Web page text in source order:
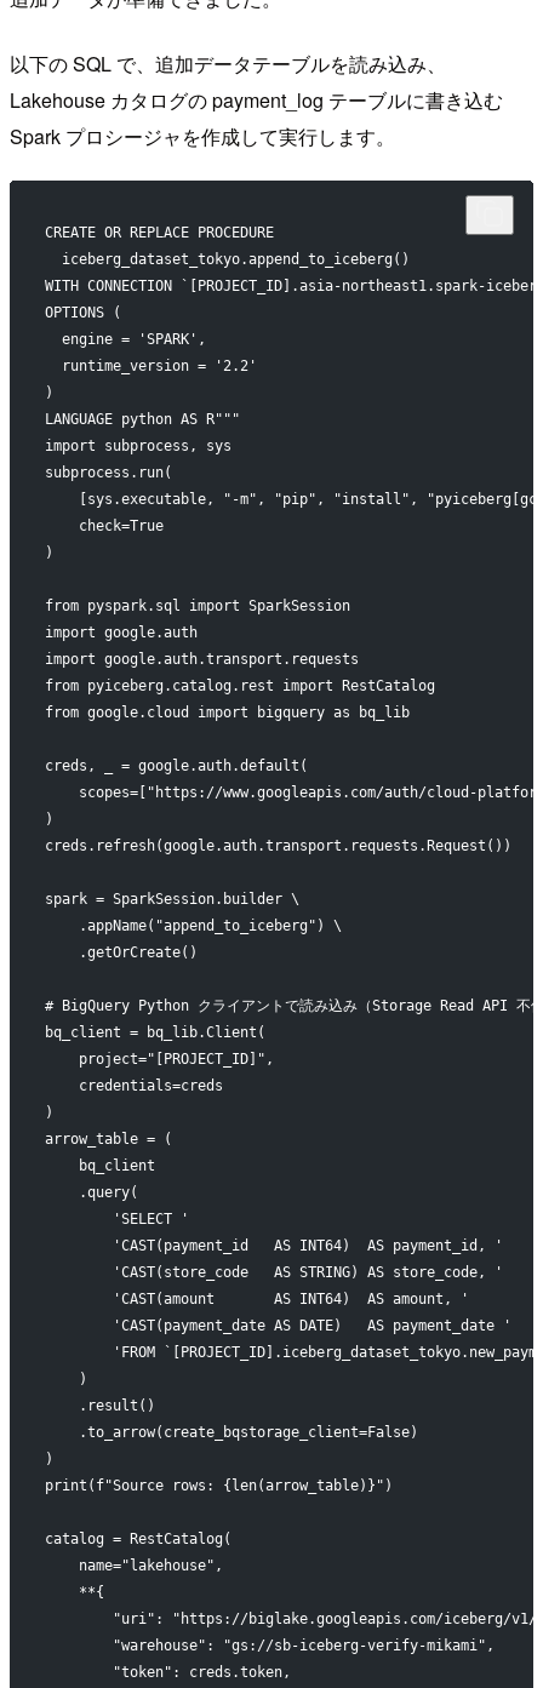
以下の SQL で、追加データテーブルを読み込み、
Lakehouse カタログの payment_log テーブルに書き込む
Spark プロシージャを作成して実行します。
CREATE OR REPLACE PROCEDURE
  iceberg_dataset_tokyo.append_to_iceberg()
WITH CONNECTION `[PROJECT_ID].asia-northeast1.spark-
OPTIONS (
  engine = 'SPARK',
  runtime_version = '2.2'
)
LANGUAGE python AS R"""
import subprocess, sys
subprocess.run(
[sys.executable, "-m", "pip", "install",
    check=True
)
from pyspark.sql import SparkSession
import google.auth
import google.auth.transport.requests
from pyiceberg.catalog.rest import RestCatalog
from google.cloud import bigquery as bq_lib
creds, _ = google.auth.default(
scopes=["https://www.googleapis.com/auth/cloud-
)
creds.refresh(google.auth.transport.requests.Request())
spark = SparkSession.builder \
    .appName("append_to_iceberg") \
    .getOrCreate()
# BigQuery Python クライアントで読み込み（Storage Read API 不
bq_client = bq_lib.Client(
    project="[PROJECT_ID]",
    credentials=creds
)
arrow_table = (
    bq_client
    .query(
        'SELECT '
        'CAST(payment_id   AS INT64)  AS payment_id, '
        'CAST(store_code   AS STRING) AS store_code, '
        'CAST(amount       AS INT64)  AS amount, '
        'CAST(payment_date AS DATE)   AS payment_date '
'FROM
    )
    .result()
    .to_arrow(create_bqstorage_client=False)
)
print(f"Source rows: {len(arrow_table)}")
catalog = RestCatalog(
    name="lakehouse",
    **{
"uri": "https://biglake.googleapis.com/iceberg/v1/
        "warehouse": "gs://sb-iceberg-verify-mikami",
        "token": creds.token,